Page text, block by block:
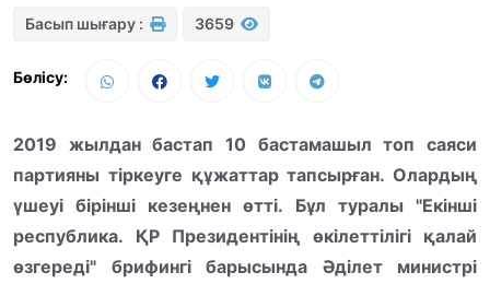
Басып шығару : 3659
Бөлісу:
2019 жылдан бастап 10 бастамашыл топ саяси
партияны тіркеуге құжаттар тапсырған. Олардың
үшеуі бірінші кезеңнен өтті. Бұл туралы "Екінші
республика. ҚР Президентінің өкілеттілігі қалай
өзгереді" брифингі барысында Әділет министрі